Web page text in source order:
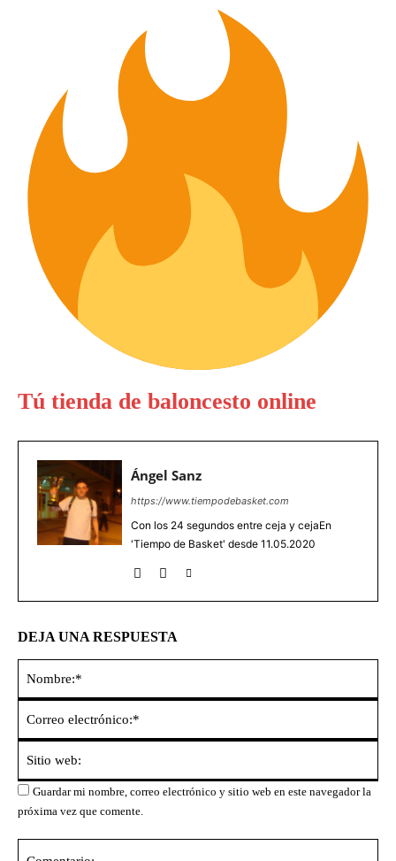
Tú tienda de baloncesto online
Ángel Sanz
https://www.tiempodebasket.com
Con los 24 segundos entre ceja y cejaEn
'Tiempo de Basket' desde 11.05.2020
DEJA UNA RESPUESTA
Guardar mi nombre, correo electrónico y sitio web en este navegador la
próxima vez que comente.